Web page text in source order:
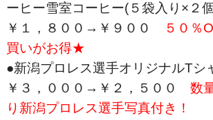
ーヒー雪室コーヒー(５袋入り×２
￥１，８００→￥９００
５０％
買いがお得★
●新潟プロレス選手オリジナルTシ
￥３，０００→￥２，５００ 数
り新潟プロレス選手写真付き！